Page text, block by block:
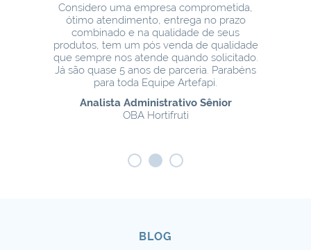
Considero uma empresa comprometida,
ótimo atendimento, entrega no prazo
combinado e na qualidade de seus
produtos, tem um pós venda de qualidade
que sempre nos atende quando solicitado.
Já são quase 5 anos de parceria. Parabéns
para toda Equipe Artefapi.
Analista Administrativo Sênior
OBA Hortifruti
BLOG